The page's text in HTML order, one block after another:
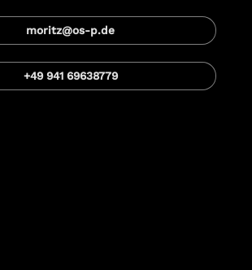
moritz@os-p.de
+49 941 69638779